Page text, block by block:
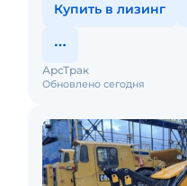
Купить в лизинг
Обновлено сегодня
АрсТрак